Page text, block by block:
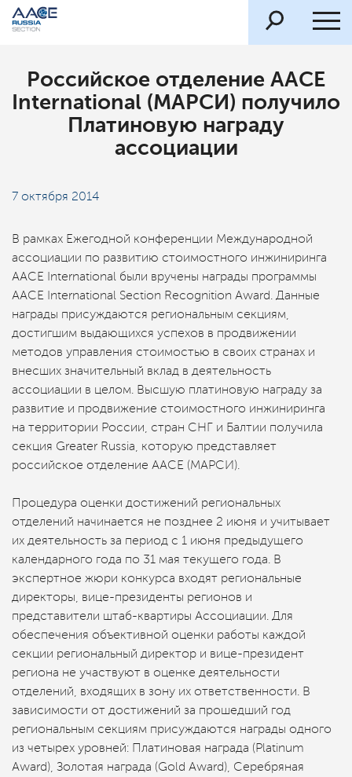
Российское отделение AACE
International (МАРСИ) получило
Платиновую награду
ассоциации
7 октября 2014
В рамках Ежегодной конференции Международной
ассоциации по развитию стоимостного инжиниринга
AACE International были вручены награды программы
AACE International Section Recognition Award. Данные
награды присуждаются региональным секциям,
достигшим выдающихся успехов в продвижении
методов управления стоимостью в своих странах и
внесших значительный вклад в деятельность
ассоциации в целом. Высшую платиновую награду за
развитие и продвижение стоимостного инжиниринга
на территории России, стран СНГ и Балтии получила
секция Greater Russia, которую представляет
российское отделение AACE (МАРСИ).
Процедура оценки достижений региональных
отделений начинается не позднее 2 июня и учитывает
их деятельность за период с 1 июня предыдущего
календарного года по 31 мая текущего года. В
экспертное жюри конкурса входят региональные
директоры, вице-президенты регионов и
представители штаб-квартиры Ассоциации. Для
обеспечения объективной оценки работы каждой
секции региональный директор и вице-президент
региона не участвуют в оценке деятельности
отделений, входящих в зону их ответственности. В
зависимости от достижений за прошедший год
региональным секциям присуждаются награды одного
из четырех уровней: Платиновая награда (Platinum
Award), Золотая награда (Gold Award), Серебряная